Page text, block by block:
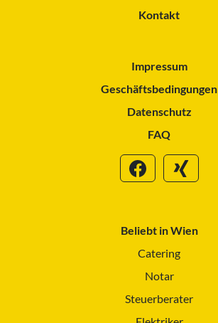
Kontakt
Impressum
Geschäftsbedingungen
Datenschutz
FAQ
Beliebt in Wien
Catering
Notar
Steuerberater